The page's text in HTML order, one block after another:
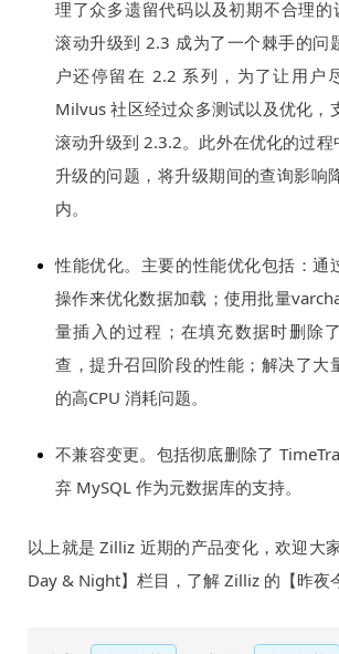
理了众多遗留代码以及初期不合理
滚动升级到 2.3 成为了一个棘手的问
户还停留在 2.2 系列，为了让用户
Milvus 社区经过众多测试以及优化，
滚动升级到 2.3.2。此外在优化的过程
升级的问题，将升级期间的查询影响
内。
性能优化。主要的性能优化包括：通
操作来优化数据加载；使用批量
量插入的过程；在填充数据时删除
查，提升召回阶段的性能；解决了大
的高CPU 消耗问题。
不兼容变更。包括彻底删除了
弃 MySQL 作为元数据库的支持。
以上就是 Zilliz 近期的产品变化，欢迎大
Day & Night】栏目，了解 Zilliz 的【昨夜